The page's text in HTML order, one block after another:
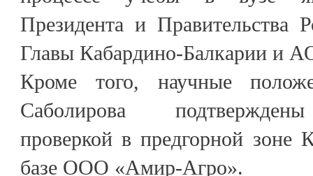
Президента и Правительства
Главы Кабардино-Балкарии и
Кроме того, научные
Саболирова
проверкой в предгорной зоне
базе ООО «Амир-Агро».